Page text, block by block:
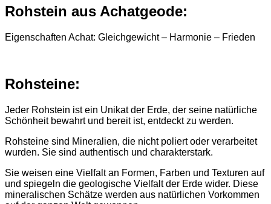
Rohstein aus Achatgeode:
Eigenschaften Achat: Gleichgewicht – Harmonie – Frieden
Rohsteine:
Jeder Rohstein ist ein Unikat der Erde, der seine natürliche
Schönheit bewahrt und bereit ist, entdeckt zu werden.
Rohsteine sind Mineralien, die nicht poliert oder verarbeitet
wurden. Sie sind authentisch und charakterstark.
Sie weisen eine Vielfalt an Formen, Farben und Texturen auf
und spiegeln die geologische Vielfalt der Erde wider. Diese
mineralischen Schätze werden aus natürlichen Vorkommen